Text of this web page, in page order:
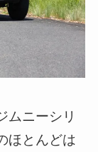
ムニーシリ
ほとんどは